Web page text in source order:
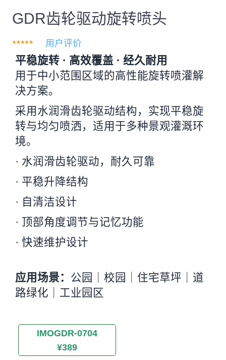
GDR齿轮驱动旋转喷头
用户评价
平稳旋转 · 高效覆盖 · 经久耐用
用于中小范围区域的高性能旋转喷灌解
决方案。
采用水润滑齿轮驱动结构，实现平稳旋
转与均匀喷洒，适用于多种景观灌溉环
境。
· 水润滑齿轮驱动，耐久可靠
· 平稳升降结构
· 自清洁设计
· 顶部角度调节与记忆功能
· 快速维护设计
应用场景： 公园｜校园｜住宅草坪｜道
路绿化｜工业园区
IMOGDR-0704
¥389